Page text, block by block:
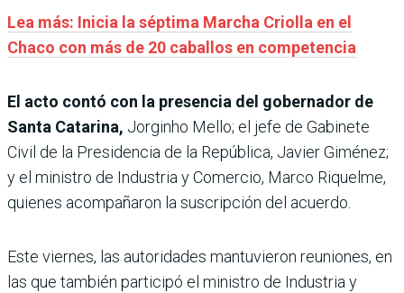
Lea más: Inicia la séptima Marcha Criolla en el
Chaco con más de 20 caballos en competencia
El acto contó con la presencia del gobernador de
Santa Catarina, Jorginho Mello; el jefe de Gabinete
Civil de la Presidencia de la República, Javier Giménez;
y el ministro de Industria y Comercio, Marco Riquelme,
quienes acompañaron la suscripción del acuerdo.
Este viernes, las autoridades mantuvieron reuniones, en
las que también participó el ministro de Industria y